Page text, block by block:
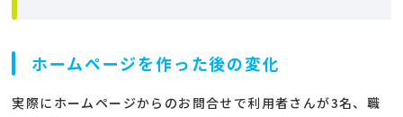
ホームページを作った後の変化
実際にホームページからのお問合せで利用者さんが3名、職